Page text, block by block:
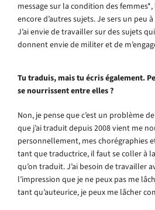
message sur la condition des femmes*,
encore d’autres sujets. Je sers un peu à
J’ai envie de travailler sur des sujets
donnent envie de militer et de
Tu traduis, mais tu écris également.
se nourrissent entre elles ?
Non, je pense que c’est un problème
que j’ai traduit depuis 2008 vient me
personnellement, mes chorégraphies
tant que traductrice, il faut se coller à la
qu’on traduit. J’ai besoin de travailler
l’impression que je ne peux pas me
tant qu’auteurice, je peux me lâcher